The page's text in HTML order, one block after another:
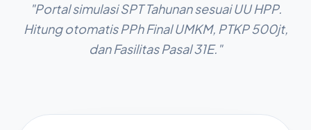
"Portal simulasi SPT Tahunan sesuai UU HPP.
Hitung otomatis PPh Final UMKM, PTKP 500jt,
dan Fasilitas Pasal 31E."